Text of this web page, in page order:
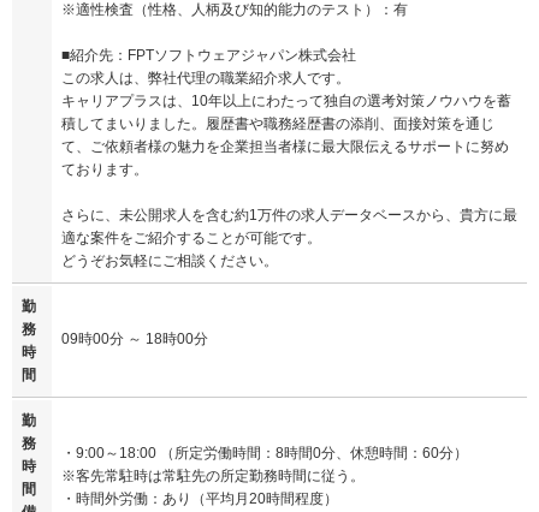
※適性検査（性格、人柄及び知的能力のテスト）：有
■紹介先：FPTソフトウェアジャパン株式会社
この求人は、弊社代理の職業紹介求人です。
キャリアプラスは、10年以上にわたって独自の選考対策ノウハウを蓄
積してまいりました。履歴書や職務経歴書の添削、面接対策を通じ
て、ご依頼者様の魅力を企業担当者様に最大限伝えるサポートに努め
ております。
さらに、未公開求人を含む約1万件の求人データベースから、貴方に最
適な案件をご紹介することが可能です。
どうぞお気軽にご相談ください。
勤
務
時
間
09時00分 ～ 18時00分
勤
務
時
間
・9:00～18:00 （所定労働時間：8時間0分、休憩時間：60分）
※客先常駐時は常駐先の所定勤務時間に従う。
・時間外労働：あり（平均月20時間程度）